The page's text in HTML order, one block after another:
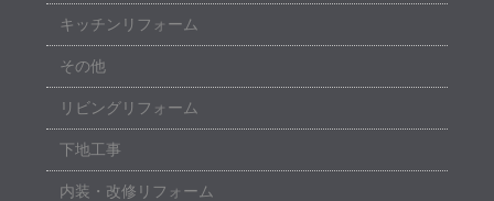
キッチンリフォーム
その他
リビングリフォーム
下地工事
内装・改修リフォーム